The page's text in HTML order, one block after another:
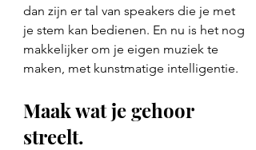
dan zijn er tal van speakers die je met
je stem kan bedienen. En nu is het nog
makkelijker om je eigen muziek te
maken, met kunstmatige intelligentie.
Maak watje gehoor
streelt.